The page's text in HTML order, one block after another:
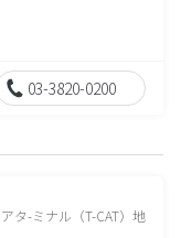
03-3820-0200
タ-ミナル（T-CAT）地